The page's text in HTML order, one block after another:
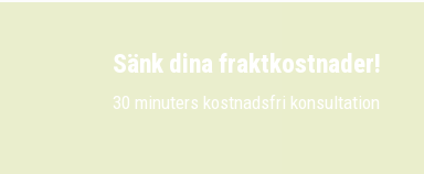
Sänk dina fraktkostnader!
30 minuters kostnadsfri konsultation